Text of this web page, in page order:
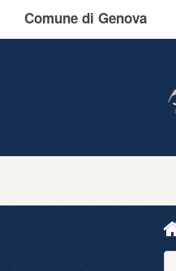
Comune di Genova